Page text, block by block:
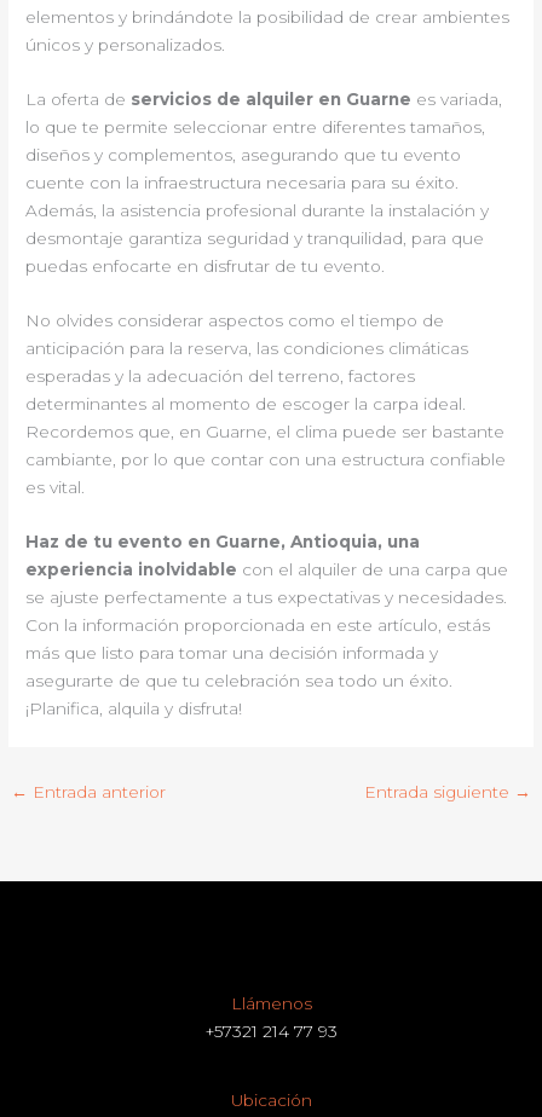
elementos y brindándote la posibilidad de crear ambientes
únicos y personalizados.
La oferta de servicios de alquiler en Guarne es variada,
lo que te permite seleccionar entre diferentes tamaños,
diseños y complementos, asegurando que tu evento
cuente con la infraestructura necesaria para su éxito.
Además, la asistencia profesional durante la instalación y
desmontaje garantiza seguridad y tranquilidad, para que
puedas enfocarte en disfrutar de tu evento.
No olvides considerar aspectos como el tiempo de
anticipación para la reserva, las condiciones climáticas
esperadas y la adecuación del terreno, factores
determinantes al momento de escoger la carpa ideal.
Recordemos que, en Guarne, el clima puede ser bastante
cambiante, por lo que contar con una estructura confiable
es vital.
Haz de tu evento en Guarne, Antioquia, una
experiencia inolvidable con el alquiler de una carpa que
se ajuste perfectamente a tus expectativas y necesidades.
Con la información proporcionada en este artículo, estás
más que listo para tomar una decisión informada y
asegurarte de que tu celebración sea todo un éxito.
¡Planifica, alquila y disfruta!
← Entrada anterior Entrada siguiente →
Llámenos
+57321 214 77 93
Ubicación